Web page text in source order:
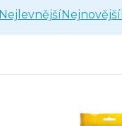
Nejlevnější Nejnovější